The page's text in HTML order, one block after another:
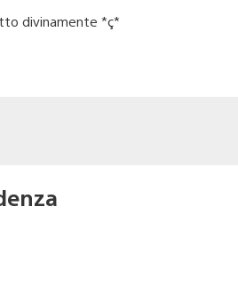
divinamente *ç*